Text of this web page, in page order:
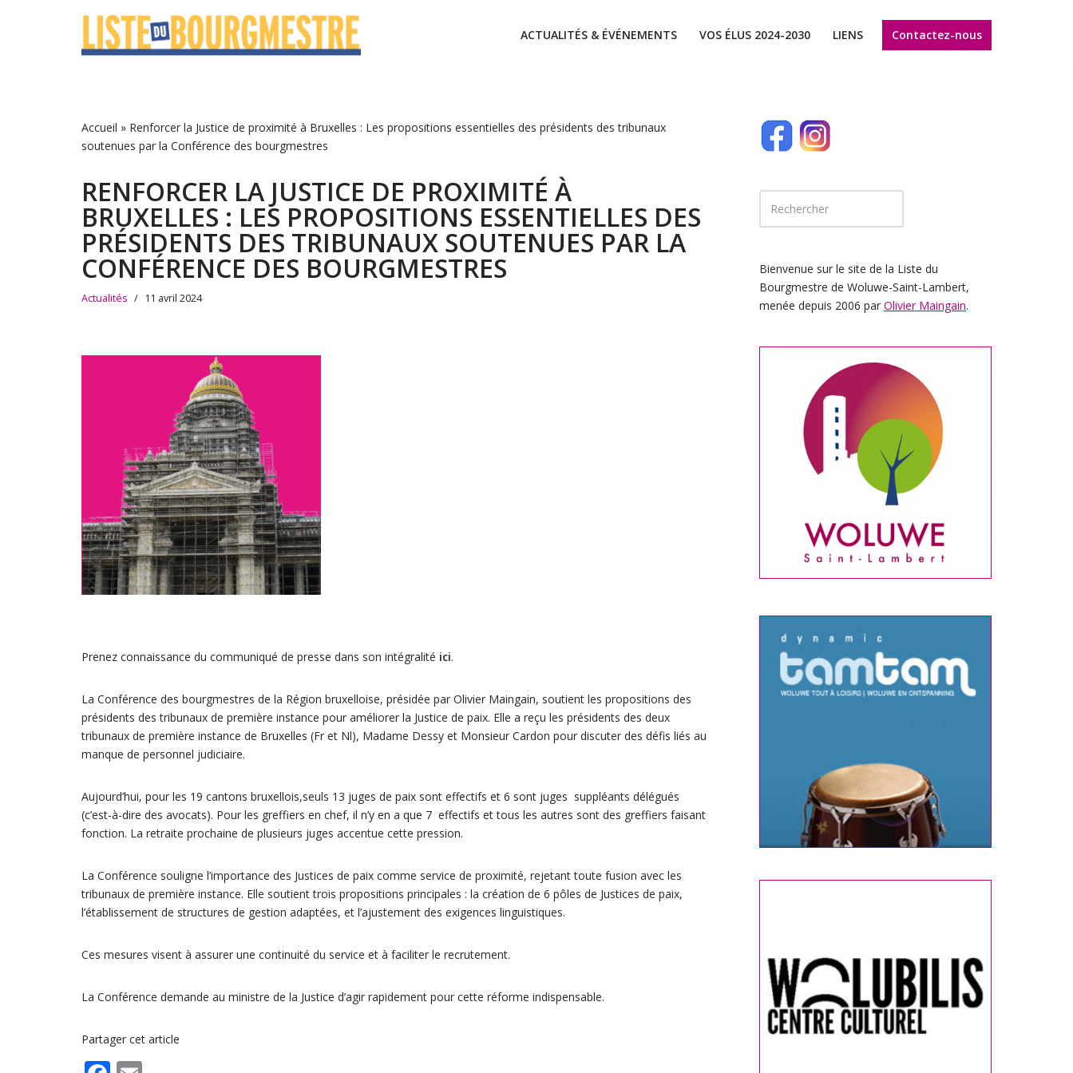
ACTUALITÉS & ÉVÉNEMENTS VOS ÉLUS 2024-2030 LIENS Contactez-nous
Accueil » Renforcer la Justice de proximité à Bruxelles : Les propositions essentielles des présidents des tribunaux
soutenues par la Conférence des bourgmestres
RENFORCER LA JUSTICE DE PROXIMITÉ À
BRUXELLES : LES PROPOSITIONS ESSENTIELLES DES
PRÉSIDENTS DES TRIBUNAUX SOUTENUES PAR LA
CONFÉRENCE DES BOURGMESTRES
Actualités 11 avril 2024
Prenez connaissance du communiqué de presse dans son intégralité ici.
La Conférence des bourgmestres de la Région bruxelloise, présidée par Olivier Maingain, soutient les propositions des
présidents des tribunaux de première instance pour améliorer la Justice de paix. Elle a reçu les présidents des deux
tribunaux de première instance de Bruxelles (Fr et Nl), Madame Dessy et Monsieur Cardon pour discuter des défis liés au
manque de personnel judiciaire.
Aujourd’hui, pour les 19 cantons bruxellois,seuls 13 juges de paix sont effectifs et 6 sont juges suppléants délégués
(c’est-à-dire des avocats). Pour les greffiers en chef, il n’y en a que 7 effectifs et tous les autres sont des greffiers faisant
fonction. La retraite prochaine de plusieurs juges accentue cette pression.
La Conférence souligne l’importance des Justices de paix comme service de proximité, rejetant toute fusion avec les
tribunaux de première instance. Elle soutient trois propositions principales : la création de 6 pôles de Justices de paix,
l’établissement de structures de gestion adaptées, et l’ajustement des exigences linguistiques.
Ces mesures visent à assurer une continuité du service et à faciliter le recrutement.
La Conférence demande au ministre de la Justice d’agir rapidement pour cette réforme indispensable.
Partager cet article
Bienvenue sur le site de la Liste du
Bourgmestre de Woluwe-Saint-Lambert,
menée depuis 2006 par Olivier Maingain.